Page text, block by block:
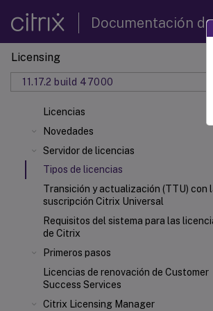
Documentación
Licensing
11.17.2 build 47000
Licencias
Novedades
Servidor de licencias
Tipos de licencias
Transición y actualización (TTU) con
suscripción Citrix Universal
Requisitos del sistema para las
de Citrix
Primeros pasos
Licencias de renovación de Customer
Success Services
Citrix Licensing Manager